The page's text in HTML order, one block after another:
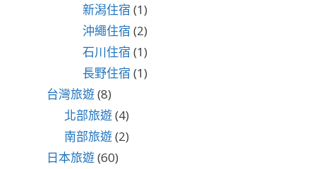
新潟住宿 (1)
沖繩住宿 (2)
石川住宿 (1)
長野住宿 (1)
台灣旅遊(8)
北部旅遊(4)
南部旅遊(2)
日本旅遊(60)